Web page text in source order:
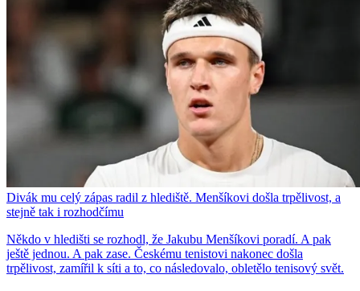
Divák mu celý zápas radil z hlediště. Menšíkovi došla trpělivost, a
stejně tak i rozhodčímu
Někdo v hledišti se rozhodl, že Jakubu Menšíkovi poradí. A pak
ještě jednou. A pak zase. Českému tenistovi nakonec došla
trpělivost, zamířil k síti a to, co následovalo, obletělo tenisový svět.